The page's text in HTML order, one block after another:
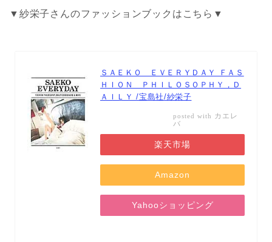
▼紗栄子さんのファッションブックはこちら▼
ＳＡＥＫＯ ＥＶＥＲＹＤＡＹ ＦＡＳ
ＨＩＯＮ ＰＨＩＬＯＳＯＰＨＹ，Ｄ
ＡＩＬＹ /宝島社/紗栄子
posted with カエレ
バ
楽天市場
Amazon
Yahooショッピング